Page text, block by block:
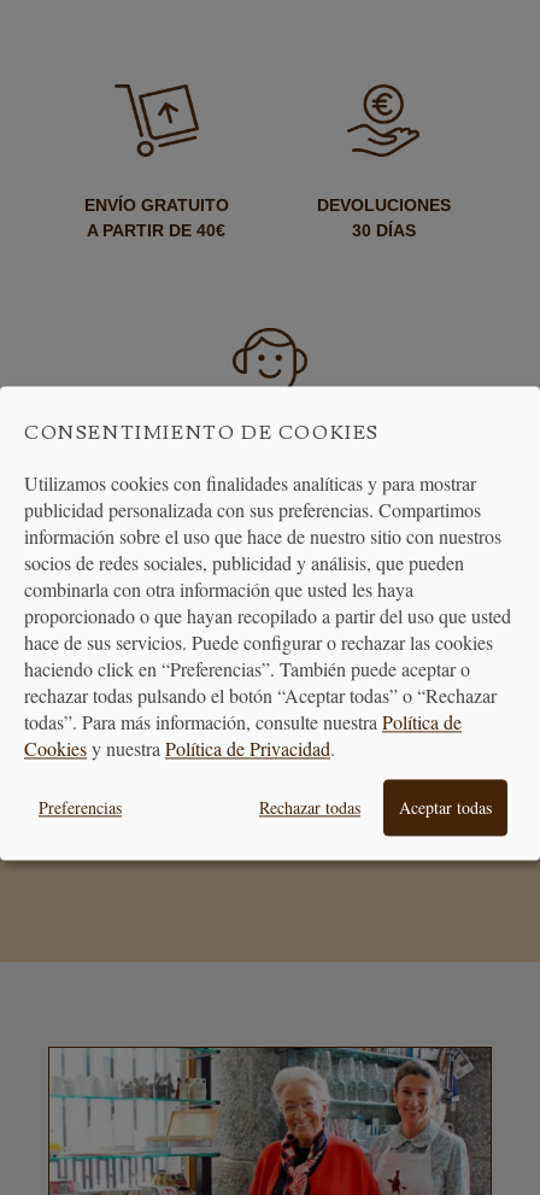
ENVÍO GRATUITO
A PARTIR DE 40€
DEVOLUCIONES
30 DÍAS
AL CLIENTE
PREMIAMOS TUS COMPRAS
Consigue puntos en tus compras
que se transformarán en vales
descuento
La forma más fácil de acertar
cuando quieras hacer un regalo
CONSENTIMIENTO DE COOKIES
Utilizamos cookies con finalidades analíticas y para mostrar
publicidad personalizada con sus preferencias. Compartimos
información sobre el uso que hace de nuestro sitio con nuestros
socios de redes sociales, publicidad y análisis, que pueden
combinarla con otra información que usted les haya
proporcionado o que hayan recopilado a partir del uso que usted
hace de sus servicios. Puede configurar o rechazar las cookies
haciendo click en “Preferencias”. También puede aceptar o
rechazar todas pulsando el botón “Aceptar todas” o “Rechazar
todas”. Para más información, consulte nuestraPolítica de
Cookiesy nuestraPolítica de Privacidad.
Preferencias Rechazar todas Aceptar todas